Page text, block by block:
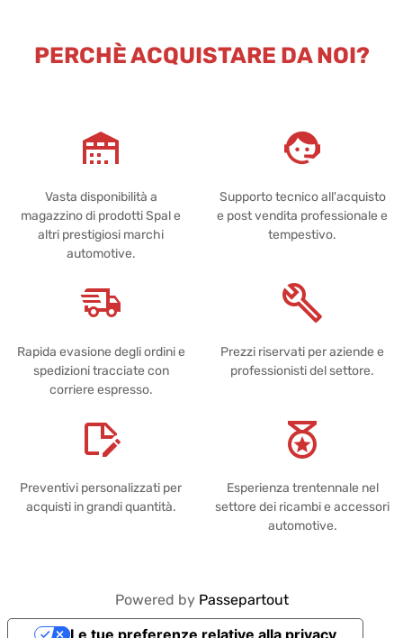
PERCHÈ ACQUISTARE DA NOI?
Vasta disponibilità a
magazzino di prodotti Spal e
altri prestigiosi marchi
automotive.
Supporto tecnico all'acquisto
e post vendita professionale e
tempestivo.
Rapida evasione degli ordini e
spedizioni tracciate con
corriere espresso.
Prezzi riservati per aziende e
professionisti del settore.
Preventivi personalizzati per
acquisti in grandi quantità.
Esperienza trentennale nel
settore dei ricambi e accessori
automotive.
Powered by Passepartout